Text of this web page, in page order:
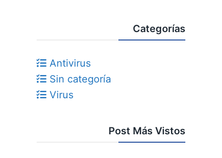
Categorías
Antivirus
Sin categoría
Virus
Post Más Vistos